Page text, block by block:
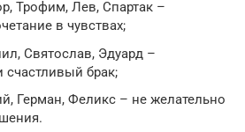
Трофим, Лев, Спартак –
в чувствах;
Святослав, Эдуард –
счастливый брак;
Герман, Феликс – не желательно